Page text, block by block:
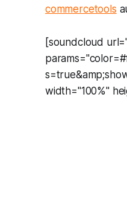
commercetools
[soundcloud
width="100%"